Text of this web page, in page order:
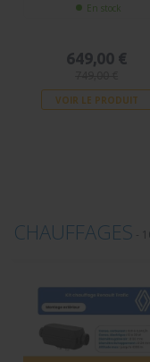
En stock
649,00 €
VOIR LE PRODUIT
CHAUFFAGES